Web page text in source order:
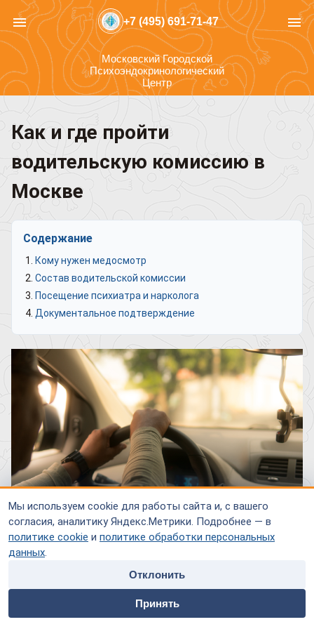
Мы используем cookie для работы сайта и, с вашего
согласия, аналитику Яндекс.Метрики. Подробнее — в
политике cookie и политике обработки персональных
данных.
Отклонить
Принять
home people
Специалисты
payment contacts
menu +7 (495) 691-71-47 menu
Московский Городской
Психоэндокринологический
Центр
Как и где пройти
водительскую комиссию в
Москве
Содержание
Кому нужен медосмотр
Состав водительской комиссии
Посещение психиатра и нарколога
Документальное подтверждение
приказ Министерства здравоохранения №1092н (подписан
обязательного медицинского освидетельствования